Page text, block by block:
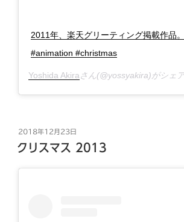
2011年、楽天グリーティング掲載作品
#animation #christmas
Yoshida Akiraさん(@yossyakira)がシェ
投
稿
日:
2018年12月23日
クリスマス 2013